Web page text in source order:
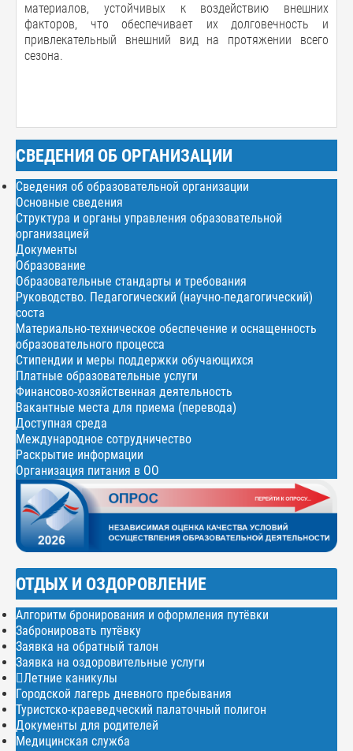
материалов, устойчивых к воздействию внешних
факторов, что обеспечивает их долговечность и
привлекательный внешний вид на протяжении всего
сезона.
СВЕДЕНИЯ ОБ ОРГАНИЗАЦИИ
Сведения об образовательной организации
Основные сведения
Структура и органы управления образовательной
организацией
Документы
Образование
Образовательные стандарты и требования
Руководство. Педагогический (научно-педагогический)
соста
Материально-техническое обеспечение и оснащенность
образовательного процесса
Стипендии и меры поддержки обучающихся
Платные образовательные услуги
Финансово-хозяйственная деятельность
Вакантные места для приема (перевода)
Доступная среда
Международное сотрудничество
Раскрытие информации
Организация питания в ОО
ОТДЫХ И ОЗДОРОВЛЕНИЕ
Алгоритм бронирования и оформления путёвки
Забронировать путёвку
Заявка на обратный талон
Заявка на оздоровительные услуги
Летние каникулы
Городской лагерь дневного пребывания
Туристско-краеведческий палаточный полигон
Документы для родителей
Медицинская служба